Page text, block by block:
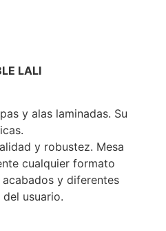
LALI
y alas laminadas. Su
y robustez. Mesa
cualquier formato
y diferentes
usuario.